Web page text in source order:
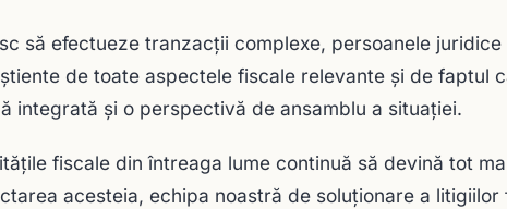
să efectueze tranzacții complexe, persoanele
de toate aspectele fiscale relevante și de faptul
integrată și o perspectivă de ansamblu a situației.
fiscale din întreaga lume continuă să devină tot
acesteia, echipa noastră de soluționare a